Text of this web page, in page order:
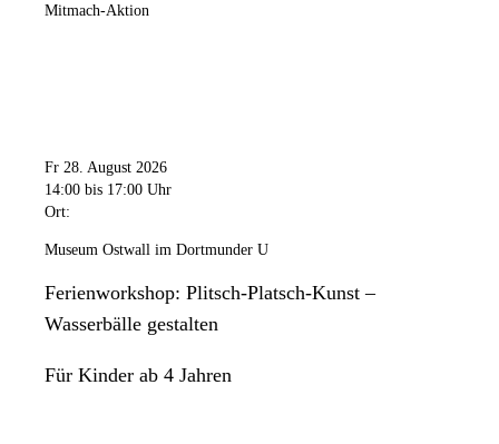
Mitmach-Aktion
Fr 28. August 2026
14:00 bis 17:00 Uhr
Ort:
Museum Ostwall im Dortmunder U
Ferienworkshop: Plitsch-Platsch-Kunst –
Wasserbälle gestalten
Für Kinder ab 4 Jahren